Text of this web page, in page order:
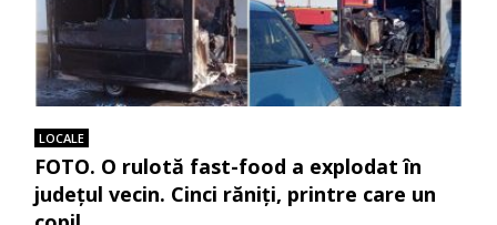
LOCALE
FOTO. O rulotă fast-food a explodat în
județul vecin. Cinci răniți, printre care un